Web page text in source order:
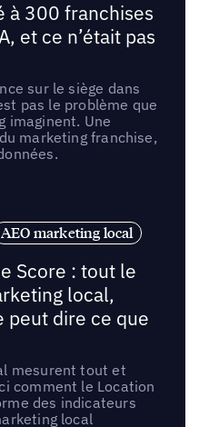
à 300 franchises
et ce n’était pas
sur le siège dans
pas le problème que
imaginent. Une
marketing franchise,
AEO marketing local
Score : tout le
local,
peut dire ce que
mesurent tout et
comment le Location
des indicateurs
local